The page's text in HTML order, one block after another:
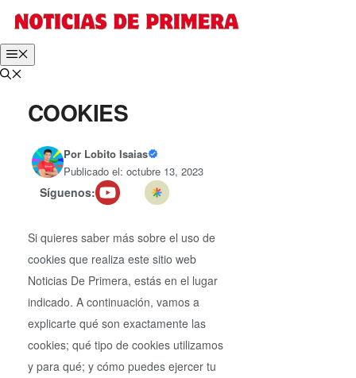
contenido
COOKIES
Por Lobito Isaias
Publicado el: octubre 13, 2023
Síguenos:
Si quieres saber más sobre el uso de
cookies que realiza este sitio web
Noticias De Primera, estás en el lugar
indicado. A continuación, vamos a
explicarte qué son exactamente las
cookies; qué tipo de cookies utilizamos
y para qué; y cómo puedes ejercer tu